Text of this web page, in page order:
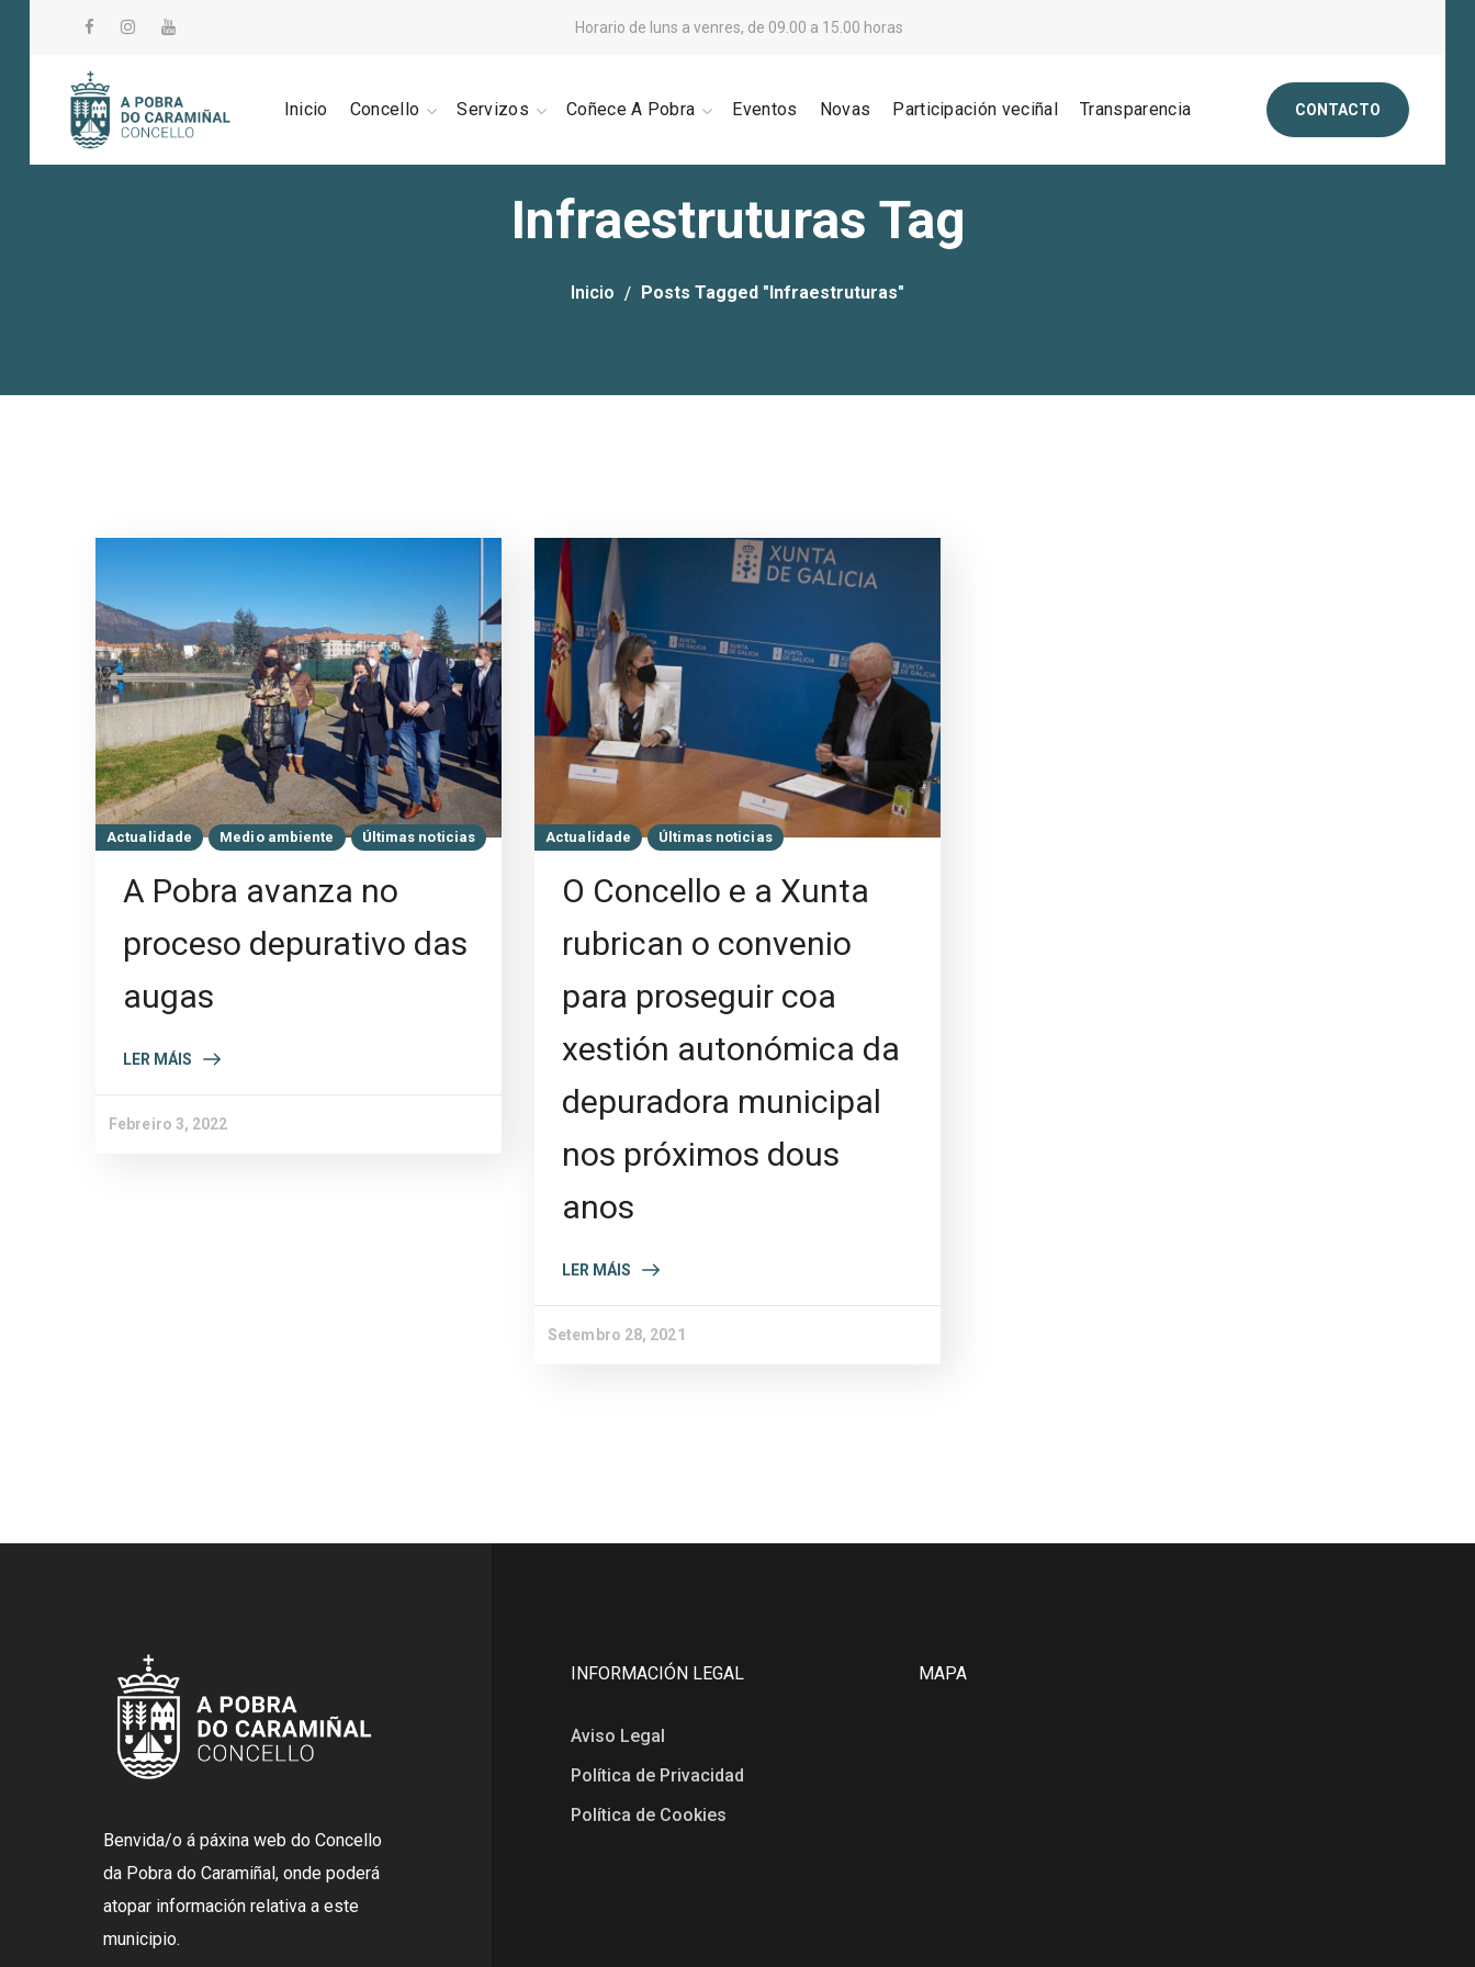
Horario de luns a venres, de 09.00 a 15.00 horas
Inicio Concello Servizos Coñece A Pobra Eventos Novas Participación veciñal Transparencia CONTACTO
Infraestruturas Tag
Inicio Posts Tagged "Infraestruturas"
Actualidade Medio ambiente Últimas noticias
A Pobra avanza no
proceso depurativo das
augas
LER MÁIS
Febreiro 3, 2022
Actualidade Últimas noticias
O Concello e a Xunta
rubrican o convenio
para proseguir coa
xestión autonómica da
depuradora municipal
nos próximos dous
anos
LER MÁIS
Setembro 28, 2021
Benvida/o á páxina web do Concello
da Pobra do Caramiñal, onde poderá
atopar información relativa a este
municipio.
INFORMACIÓN LEGAL
Aviso Legal
Política de Privacidad
Política de Cookies
MAPA